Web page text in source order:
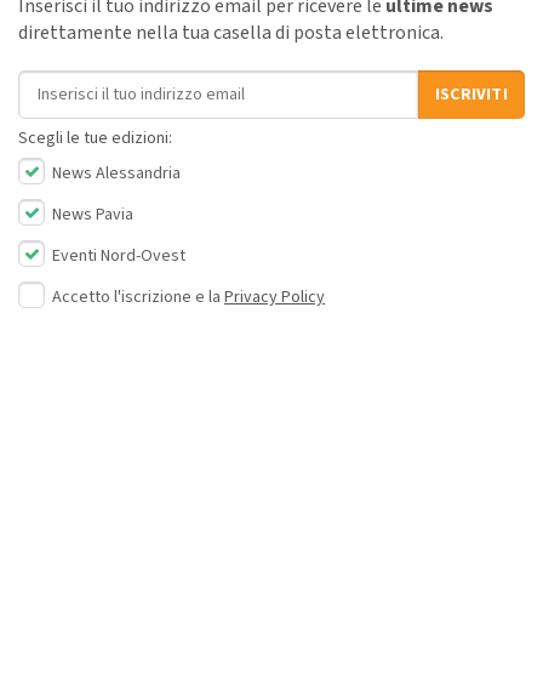
Inserisci il tuo indirizzo email per ricevere le ultime news
direttamente nella tua casella di posta elettronica.
Indirizzo email
ISCRIVITI
Scegli le tue edizioni:
News Alessandria
News Pavia
Eventi Nord-Ovest
Accetto l'iscrizione e la Privacy Policy